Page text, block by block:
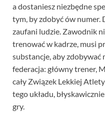
a dostaniesz niezbędne
tym, by zdobyć ów numer.
zaufani ludzie. Zawodnik
trenować w kadrze, musi
substancje, aby zdobywać
federacja: główny trener,
cały Związek Lekkiej
tego układu,
gry.